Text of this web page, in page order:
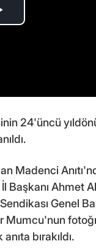
24'üncü
Madenci
Başkanı Ahmet
Genel
Mumcu'nun
bırakıldı.